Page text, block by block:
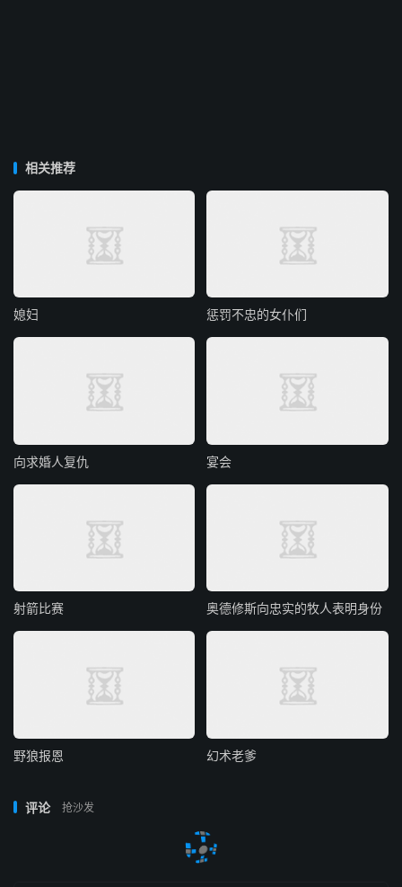
相关推荐
媳妇 惩罚不忠的女仆们
向求婚人复仇 宴会
射箭比赛 奥德修斯向忠实的牧人表明身份
野狼报恩 幻术老爹
评论 抢沙发